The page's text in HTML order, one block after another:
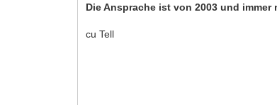
Die Ansprache ist von 2003 und
cu Tell